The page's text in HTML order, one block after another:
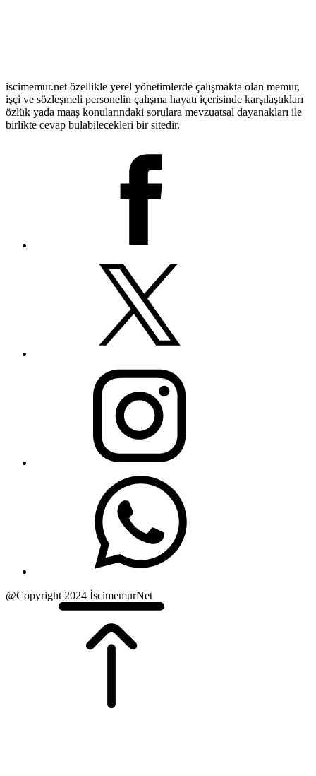
iscimemur.net özellikle yerel yönetimlerde çalışmakta olan memur,
işçi ve sözleşmeli personelin çalışma hayatı içerisinde karşılaştıkları
özlük yada maaş konularındaki sorulara mevzuatsal dayanakları ile
birlikte cevap bulabilecekleri bir sitedir.
@Copyright 2024 İscimemurNet